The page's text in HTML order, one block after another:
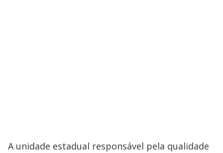
A unidade estadual responsável pela qualidade